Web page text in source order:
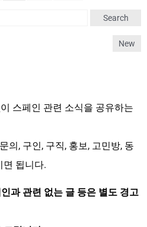
Search
New
스페인 관련 소식을 공유하는
의, 구인, 구직, 홍보, 고민방, 동
면 됩니다.
과 관련 없는 글 등은 별도 경고